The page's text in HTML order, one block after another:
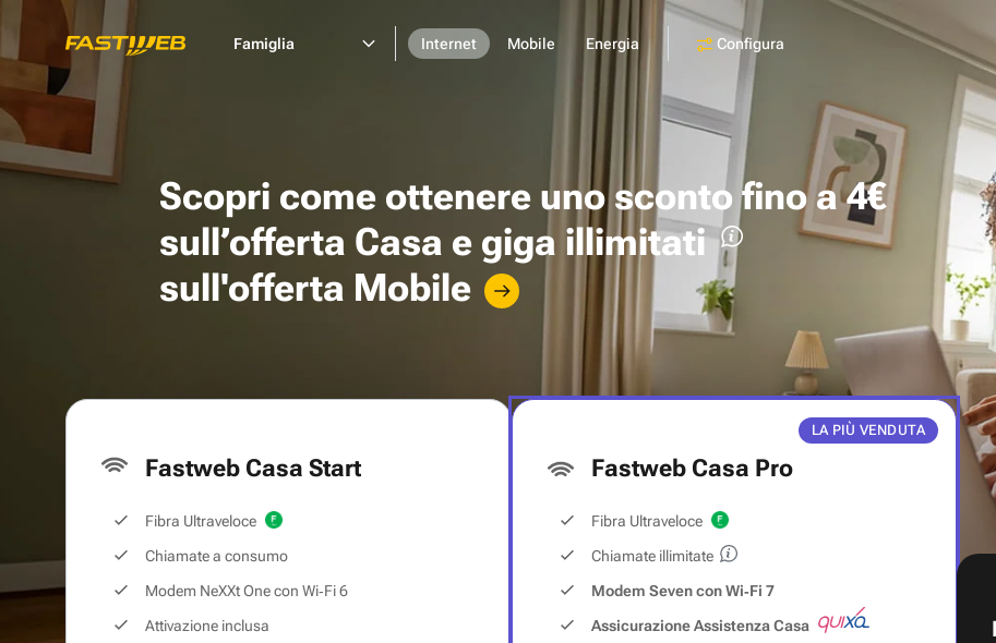
Famiglia Internet Mobile Energia Configura
Scopri come ottenere unosconto fino a 4€
sull’offerta Casa e giga illimitati
sull'offerta Mobile
Fastweb Casa Start
Fibra Ultraveloce
Chiamate a consumo
Modem NeXXt One con Wi‑Fi 6
Attivazione inclusa
LA PIÙ VENDUTA
Fastweb Casa Pro
Fibra Ultraveloce
Chiamate illimitate
Modem Seven con Wi‑Fi 7
Assicurazione Assistenza Casa